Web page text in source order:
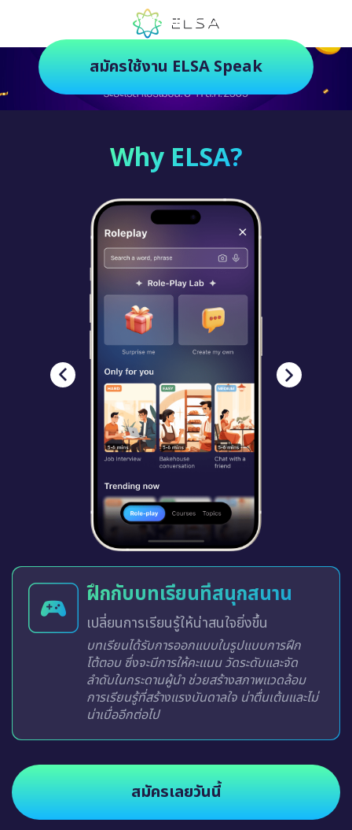
ตัวช่วยฝึกภาษายุคใหม่ ฝึกสนุกยิ่งกว่า
สมัครใช้งาน ELSA Speak
Why ELSA?
ฝึกกับบทเรียนที่สนุกสนาน
เปลี่ยนการเรียนรู้ให้น่าสนใจยิ่งขึ้น
บทเรียนได้รับการออกแบบในรูปแบบการฝึก
โต้ตอบ ซึ่งจะมีการให้คะแนน วัดระดับและจัด
ลำดับในกระดานผู้นำ ช่วยสร้างสภาพแวดล้อม
การเรียนรู้ที่สร้างแรงบันดาลใจ น่าตื่นเต้นและไม่
น่าเบื่ออีกต่อไป
สมัครเลยวันนี้